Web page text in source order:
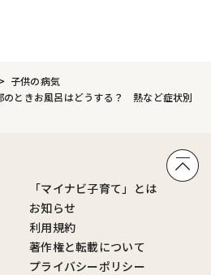
子供の病気
のときお風呂はどうする？ 熱など症状別
「マイナビ子育て」とは
お知らせ
利用規約
著作権と転載について
プライバシーポリシー